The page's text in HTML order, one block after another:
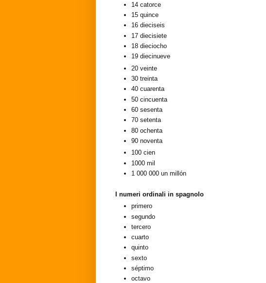
14 catorce
15 quince
16 dieciseis
17 diecisiete
18 dieciocho
19 diecinueve
20 veinte
30 treinta
40 cuarenta
50 cincuenta
60 sesenta
70 setenta
80 ochenta
90 noventa
100 cien
1000 mil
1 000 000 un millón
I numeri ordinali in spagnolo
primero
segundo
tercero
cuarto
quinto
sexto
séptimo
octavo